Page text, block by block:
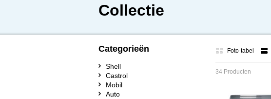
Collectie
Foto-tabel
34 Producten
Categorieën
Shell
Castrol
Mobil
Auto